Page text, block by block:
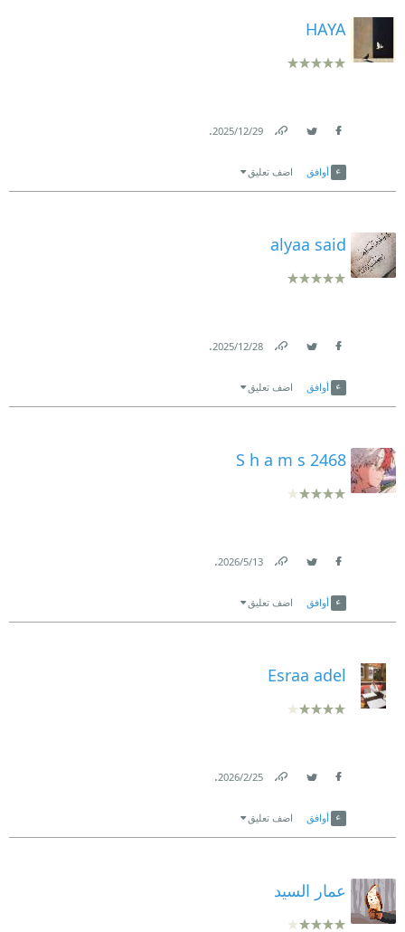
HAYA
29‏/12‏/2025
.
أوافق اضف تعليق
alyaa said
28‏/12‏/2025
.
أوافق اضف تعليق
S h a m s 2468
13‏/5‏/2026
.
أوافق اضف تعليق
Esraa adel
25‏/2‏/2026
.
أوافق اضف تعليق
عمار السيد